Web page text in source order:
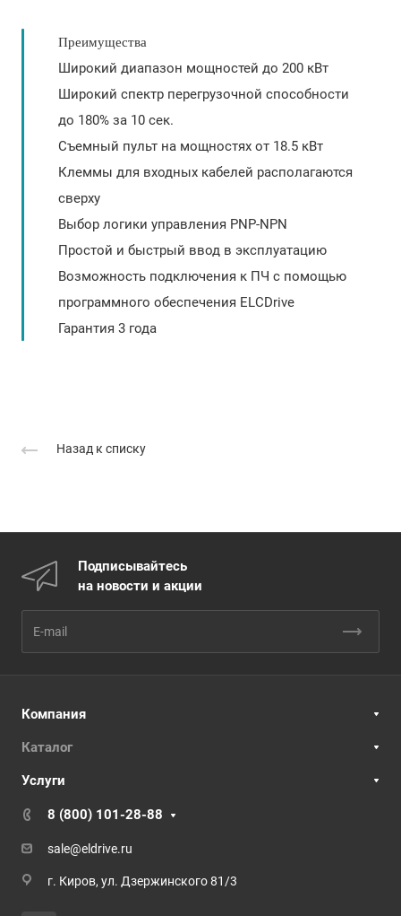
Преимущества
Широкий диапазон мощностей до 200 кВт
Широкий спектр перегрузочной способности
до 180% за 10 сек.
Съемный пульт на мощностях от 18.5 кВт
Клеммы для входных кабелей располагаются
сверху
Выбор логики управления PNP-NPN
Простой и быстрый ввод в эксплуатацию
Возможность подключения к ПЧ с помощью
программного обеспечения ELCDrive
Гарантия 3 года
Назад к списку
Подписывайтесь
на новости и акции
Компания
Каталог
Услуги
8 (800) 101-28-88
sale@eldrive.ru
г. Киров, ул. Дзержинского 81/3